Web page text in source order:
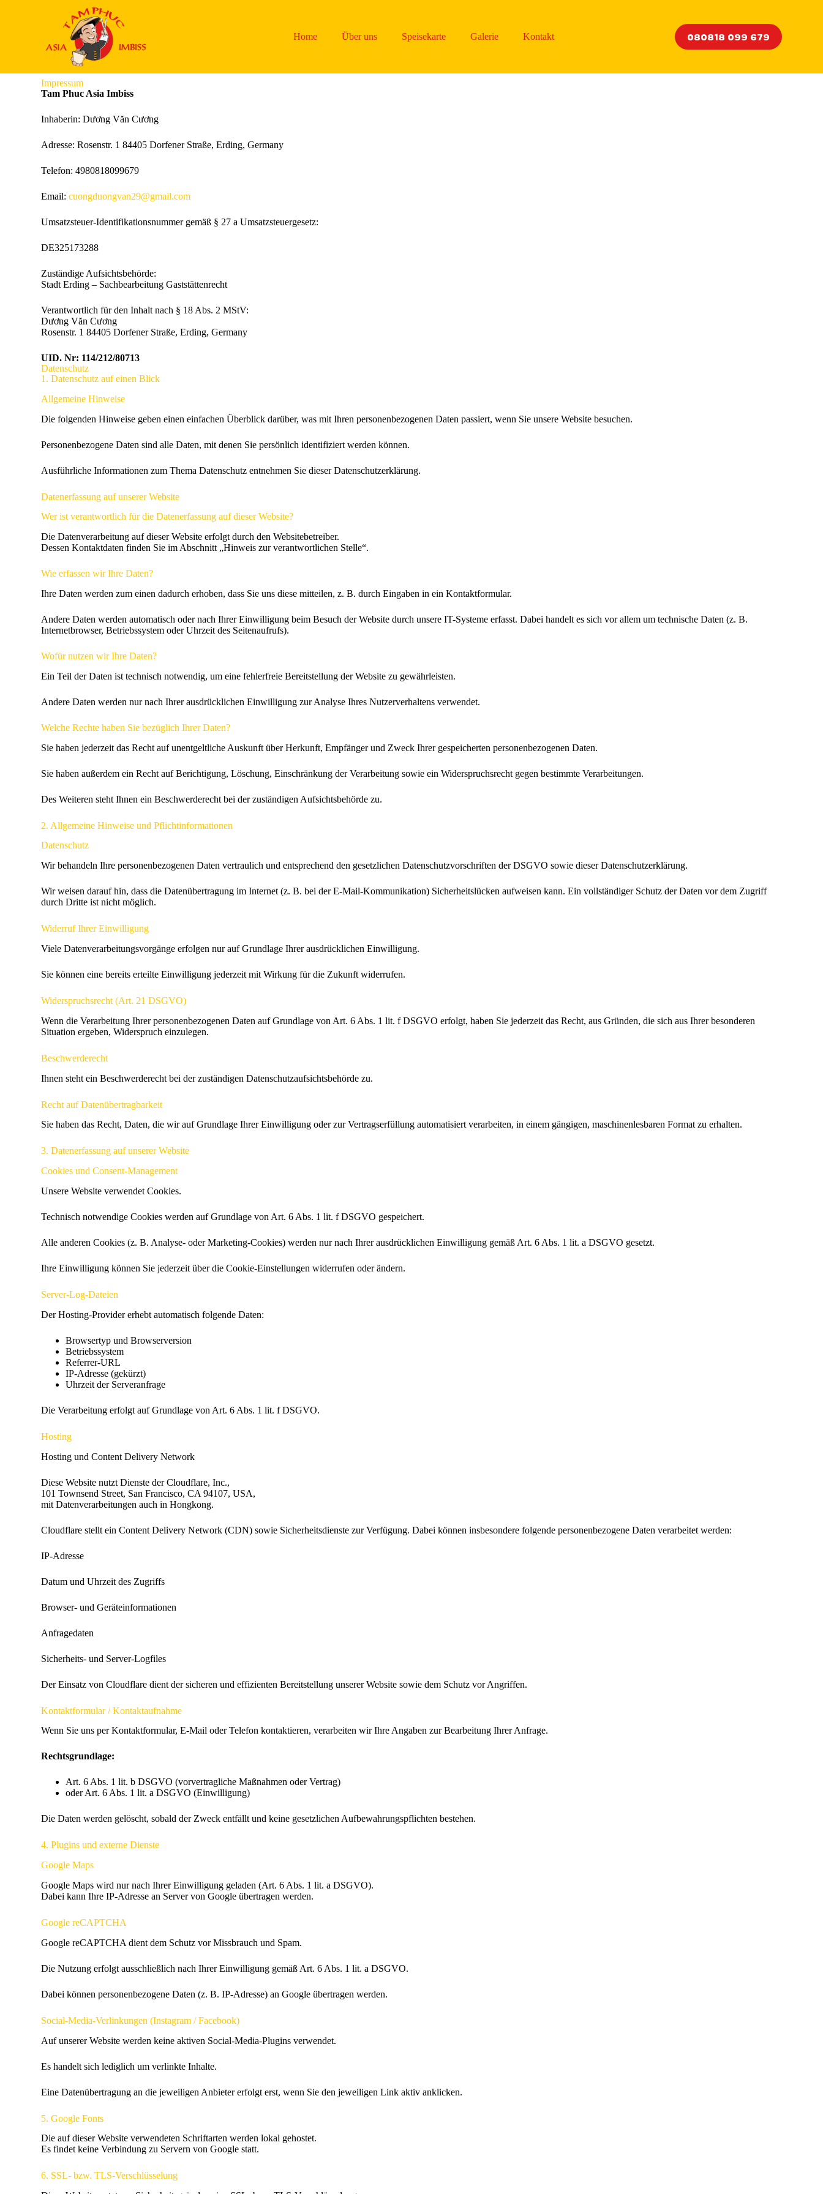
Home Über uns Speisekarte Galerie Kontakt 080818 099 679
Impressum & Datenschutzerklärung
Impressum
Tam Phuc Asia Imbiss
Inhaberin: Dương Văn Cương
Adresse: Rosenstr. 1 84405 Dorfener Straße, Erding, Germany
Telefon: 4980818099679
Email:cuongduongvan29@gmail.com
Umsatzsteuer-Identifikationsnummer gemäß § 27 a Umsatzsteuergesetz:
DE325173288
Zuständige Aufsichtsbehörde:
Stadt Erding – Sachbearbeitung Gaststättenrecht
Verantwortlich für den Inhalt nach § 18 Abs. 2 MStV:
Dương Văn Cương
Rosenstr. 1 84405 Dorfener Straße, Erding, Germany
UID. Nr: 114/212/80713
Datenschutz​
1. Datenschutz auf einen Blick
Allgemeine Hinweise
Die folgenden Hinweise geben einen einfachen Überblick darüber, was mit Ihren personenbezogenen Daten passiert, wenn Sie unsere Website besuchen.
Personenbezogene Daten sind alle Daten, mit denen Sie persönlich identifiziert werden können.
Ausführliche Informationen zum Thema Datenschutz entnehmen Sie dieser Datenschutzerklärung.
Datenerfassung auf unserer Website
Wer ist verantwortlich für die Datenerfassung auf dieser Website?
Die Datenverarbeitung auf dieser Website erfolgt durch den Websitebetreiber.
Dessen Kontaktdaten finden Sie im Abschnitt „Hinweis zur verantwortlichen Stelle“.
Wie erfassen wir Ihre Daten?
Ihre Daten werden zum einen dadurch erhoben, dass Sie uns diese mitteilen, z. B. durch Eingaben in ein Kontaktformular.
Andere Daten werden automatisch oder nach Ihrer Einwilligung beim Besuch der Website durch unsere IT-Systeme erfasst. Dabei handelt es sich vor allem um technische Daten (z. B.
Internetbrowser, Betriebssystem oder Uhrzeit des Seitenaufrufs).
Wofür nutzen wir Ihre Daten?
Ein Teil der Daten ist technisch notwendig, um eine fehlerfreie Bereitstellung der Website zu gewährleisten.
Andere Daten werden nur nach Ihrer ausdrücklichen Einwilligung zur Analyse Ihres Nutzerverhaltens verwendet.
Welche Rechte haben Sie bezüglich Ihrer Daten?
Sie haben jederzeit das Recht auf unentgeltliche Auskunft über Herkunft, Empfänger und Zweck Ihrer gespeicherten personenbezogenen Daten.
Sie haben außerdem ein Recht auf Berichtigung, Löschung, Einschränkung der Verarbeitung sowie ein Widerspruchsrecht gegen bestimmte Verarbeitungen.
Des Weiteren steht Ihnen ein Beschwerderecht bei der zuständigen Aufsichtsbehörde zu.
2. Allgemeine Hinweise und Pflichtinformationen
Datenschutz
Wir behandeln Ihre personenbezogenen Daten vertraulich und entsprechend den gesetzlichen Datenschutzvorschriften der DSGVO sowie dieser Datenschutzerklärung.
Wir weisen darauf hin, dass die Datenübertragung im Internet (z. B. bei der E-Mail-Kommunikation) Sicherheitslücken aufweisen kann. Ein vollständiger Schutz der Daten vor dem Zugriff
durch Dritte ist nicht möglich.
Widerruf Ihrer Einwilligung
Viele Datenverarbeitungsvorgänge erfolgen nur auf Grundlage Ihrer ausdrücklichen Einwilligung.
Sie können eine bereits erteilte Einwilligung jederzeit mit Wirkung für die Zukunft widerrufen.
Widerspruchsrecht (Art. 21 DSGVO)
Wenn die Verarbeitung Ihrer personenbezogenen Daten auf Grundlage von Art. 6 Abs. 1 lit. f DSGVO erfolgt, haben Sie jederzeit das Recht, aus Gründen, die sich aus Ihrer besonderen
Situation ergeben, Widerspruch einzulegen.
Beschwerderecht
Ihnen steht ein Beschwerderecht bei der zuständigen Datenschutzaufsichtsbehörde zu.
Recht auf Datenübertragbarkeit
Sie haben das Recht, Daten, die wir auf Grundlage Ihrer Einwilligung oder zur Vertragserfüllung automatisiert verarbeiten, in einem gängigen, maschinenlesbaren Format zu erhalten.
3. Datenerfassung auf unserer Website
Cookies und Consent-Management
Unsere Website verwendet Cookies.
Technisch notwendige Cookies werden auf Grundlage von Art. 6 Abs. 1 lit. f DSGVO gespeichert.
Alle anderen Cookies (z. B. Analyse- oder Marketing-Cookies) werden nur nach Ihrer ausdrücklichen Einwilligung gemäß Art. 6 Abs. 1 lit. a DSGVO gesetzt.
Ihre Einwilligung können Sie jederzeit über die Cookie-Einstellungen widerrufen oder ändern.
Server-Log-Dateien
Der Hosting-Provider erhebt automatisch folgende Daten:
Browsertyp und Browserversion
Betriebssystem
Referrer-URL
IP-Adresse (gekürzt)
Uhrzeit der Serveranfrage
Die Verarbeitung erfolgt auf Grundlage von Art. 6 Abs. 1 lit. f DSGVO.
Hosting
Hosting und Content Delivery Network
Diese Website nutzt Dienste der Cloudflare, Inc.,
101 Townsend Street, San Francisco, CA 94107, USA,
mit Datenverarbeitungen auch in Hongkong.
Cloudflare stellt ein Content Delivery Network (CDN) sowie Sicherheitsdienste zur Verfügung. Dabei können insbesondere folgende personenbezogene Daten verarbeitet werden:
IP-Adresse
Datum und Uhrzeit des Zugriffs
Browser- und Geräteinformationen
Anfragedaten
Sicherheits- und Server-Logfiles
Der Einsatz von Cloudflare dient der sicheren und effizienten Bereitstellung unserer Website sowie dem Schutz vor Angriffen.
Kontaktformular / Kontaktaufnahme
Wenn Sie uns per Kontaktformular, E-Mail oder Telefon kontaktieren, verarbeiten wir Ihre Angaben zur Bearbeitung Ihrer Anfrage.
Rechtsgrundlage:
Art. 6 Abs. 1 lit. b DSGVO (vorvertragliche Maßnahmen oder Vertrag)
oder Art. 6 Abs. 1 lit. a DSGVO (Einwilligung)
Die Daten werden gelöscht, sobald der Zweck entfällt und keine gesetzlichen Aufbewahrungspflichten bestehen.
4. Plugins und externe Dienste
Google Maps
Google Maps wird nur nach Ihrer Einwilligung geladen (Art. 6 Abs. 1 lit. a DSGVO).
Dabei kann Ihre IP-Adresse an Server von Google übertragen werden.
Google reCAPTCHA
Google reCAPTCHA dient dem Schutz vor Missbrauch und Spam.
Die Nutzung erfolgt ausschließlich nach Ihrer Einwilligung gemäß Art. 6 Abs. 1 lit. a DSGVO.
Dabei können personenbezogene Daten (z. B. IP-Adresse) an Google übertragen werden.
Social-Media-Verlinkungen (Instagram / Facebook)
Auf unserer Website werden keine aktiven Social-Media-Plugins verwendet.
Es handelt sich lediglich um verlinkte Inhalte.
Eine Datenübertragung an die jeweiligen Anbieter erfolgt erst, wenn Sie den jeweiligen Link aktiv anklicken.
5. Google Fonts
Die auf dieser Website verwendeten Schriftarten werden lokal gehostet.
Es findet keine Verbindung zu Servern von Google statt.
6. SSL- bzw. TLS-Verschlüsselung